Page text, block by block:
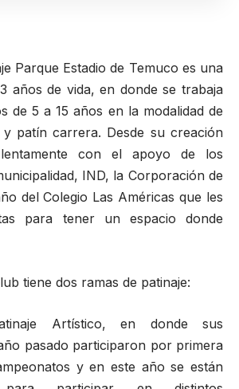
Parque Estadio de Temuco es una
años de vida, en donde se trabaja
de 5 a 15 años en la modalidad de
y patín carrera. Desde su creación
con el apoyo de los
IND, la Corporación de
del Colegio Las Américas que les
para tener un espacio donde
tiene dos ramas de patinaje:
Artístico, en donde sus
pasado participaron por primera
y en este año se están